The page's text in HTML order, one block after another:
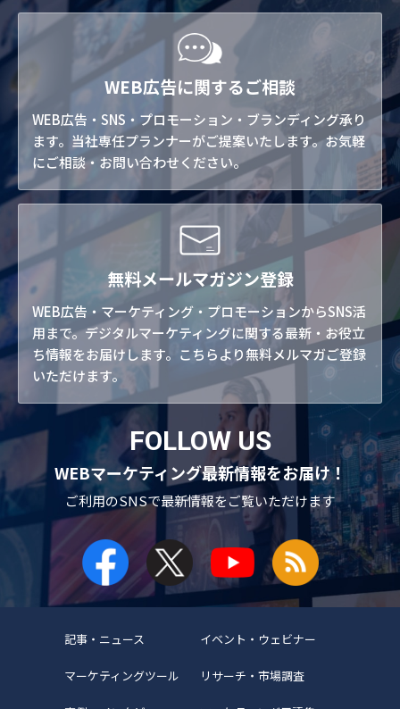
WEB広告に関するご相談
WEB広告・SNS・プロモーション・ブランディング承り
ます。当社専任プランナーがご提案いたします。お気軽
にご相談・お問い合わせください。
無料メールマガジン登録
WEB広告・マーケティング・プロモーションからSNS活
用まで。デジタルマーケティングに関する最新・お役立
ち情報をお届けします。こちらより無料メルマガご登録
いただけます。
FOLLOW US
WEBマーケティング最新情報をお届け！
ご利用のSNSで最新情報をご覧いただけます
記事・ニュース イベント・ウェビナー
マーケティングツール リサーチ・市場調査